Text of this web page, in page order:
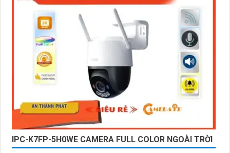
IPC-K7FP-5H0WE CAMERA FULL COLOR NGOÀI TRỜI